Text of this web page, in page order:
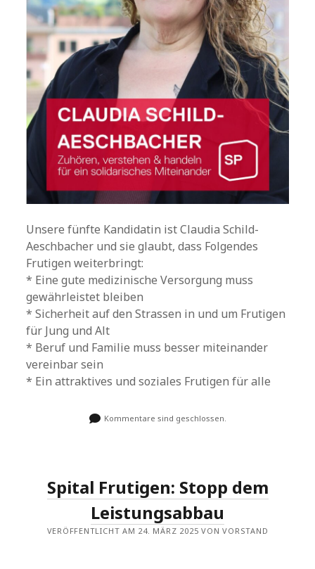
Unsere fünfte Kandidatin ist Claudia Schild-
Aeschbacher und sie glaubt, dass Folgendes
Frutigen weiterbringt:
* Eine gute medizinische Versorgung muss
gewährleistet bleiben
* Sicherheit auf den Strassen in und um Frutigen
für Jung und Alt
* Beruf und Familie muss besser miteinander
vereinbar sein
* Ein attraktives und soziales Frutigen für alle
Kommentare sind geschlossen.
Spital Frutigen: Stopp dem
Leistungsabbau
VERÖFFENTLICHT AM 24. MÄRZ 2025 VON VORSTAND